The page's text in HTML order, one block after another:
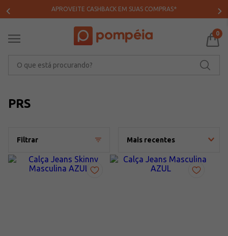
APROVEITE CASHBACK EM SUAS COMPRAS*
0
PRS
Filtrar Mais recentes